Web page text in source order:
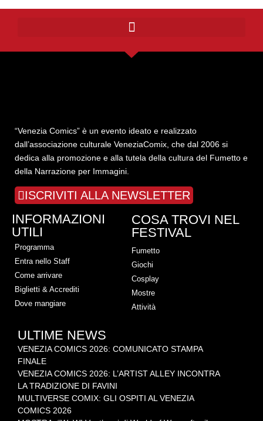
“Venezia Comics” è un evento ideato e realizzato
dall’associazione culturale VeneziaComix, che dal 2006 si
dedica alla promozione e alla tutela della cultura del Fumetto e
della Narrazione per Immagini.
ISCRIVITI ALLA NEWSLETTER
INFORMAZIONI
UTILI
Programma
Entra nello Staff
Come arrivare
Biglietti & Accrediti
Dove mangiare
COSA TROVI NEL
FESTIVAL
Fumetto
Giochi
Cosplay
Mostre
Attività
ULTIME NEWS
VENEZIA COMICS 2026: COMUNICATO STAMPA
FINALE
VENEZIA COMICS 2026: L’ARTIST ALLEY INCONTRA
LA TRADIZIONE DI FAVINI
MULTIVERSE COMIX: GLI OSPITI AL VENEZIA
COMICS 2026